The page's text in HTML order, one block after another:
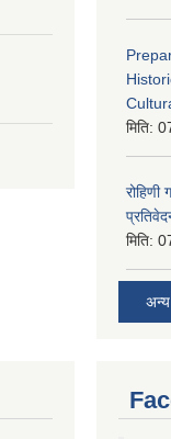
मिति:
मिति:
अन्य